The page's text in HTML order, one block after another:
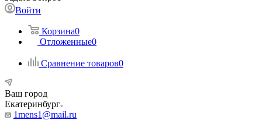
Войти
Корзина0
Отложенные0
Сравнение товаров0
Ваш город
Екатеринбург
1mens1@mail.ru